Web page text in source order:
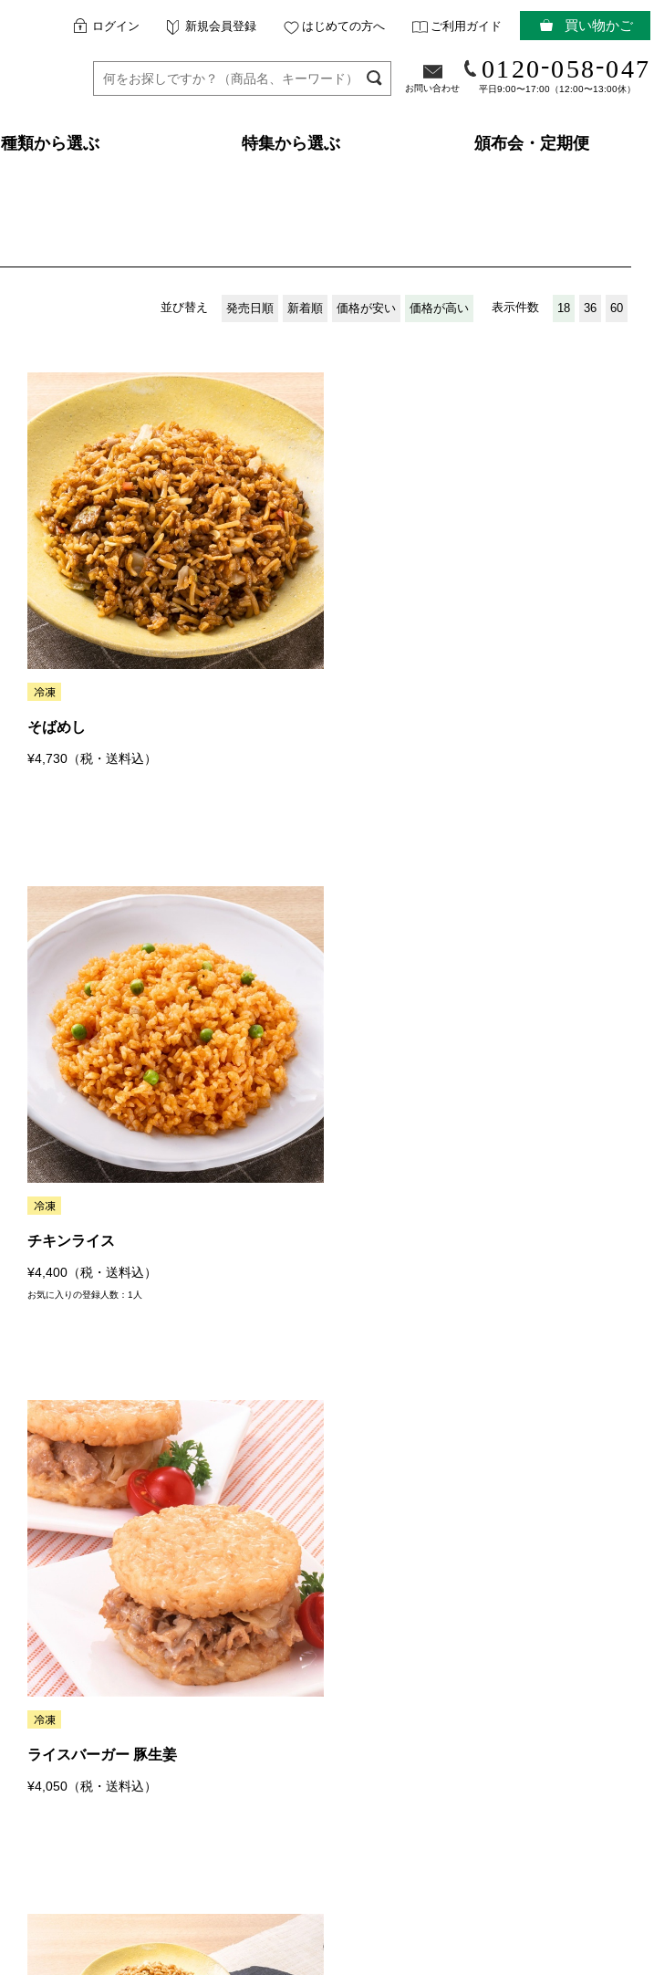
ログイン 新規会員登録 はじめての方へ ご利用ガイド 買い物かご
お問い合わせ
0120-058-047
平日9:00〜17:00（12:00〜13:00休）
種類から選ぶ 特集から選ぶ 頒布会・定期便
並び替え 発売日順 新着順 価格が安い 価格が高い 表示件数 18 36 60
そばめし
¥4,730（税・送料込）
チキンライス
¥4,400（税・送料込）
お気に入りの登録人数：1人
ライスバーガー 豚生姜
¥4,050（税・送料込）